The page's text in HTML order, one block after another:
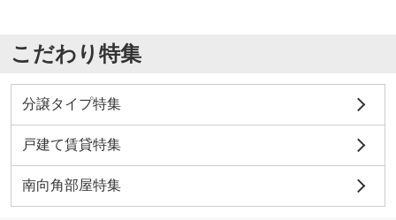
こだわり特集
分譲タイプ特集
戸建て賃貸特集
南向角部屋特集